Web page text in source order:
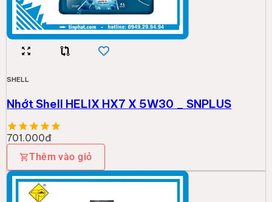
SHELL
Nhớt Shell HELIX HX7 X 5W30 _ SNPLUS
701.000đ
Thêm vào giỏ